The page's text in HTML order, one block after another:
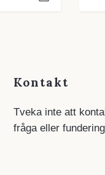
Kontakt
Tveka inte att
fråga eller